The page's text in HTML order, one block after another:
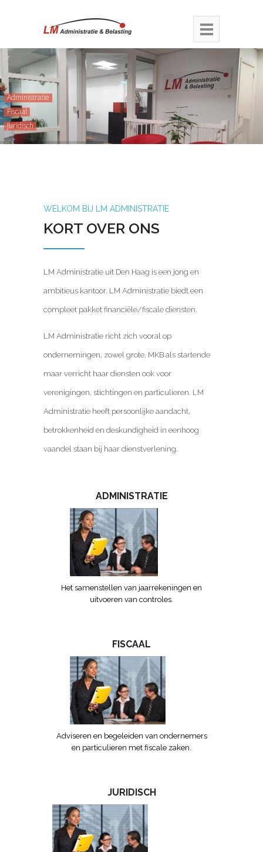
Administratie
Fiscaal
Juridisch
WELKOM BIJ LM ADMINISTRATIE
KORT OVER ONS
LM Administratie uit Den Haag is een jong en
ambitieus kantoor. LM Administratie biedt een
compleet pakket financiële/fiscale diensten.
LM Administratie richt zich vooral op
ondernemingen, zowel grote, MKB als startende
maar verricht haar diensten ook voor
verenigingen, stichtingen en particulieren. LM
Administratie heeft persoonlijke aandacht,
betrokkenheid en deskundigheid in een hoog
vaandel staan bij haar dienstverlening.
ADMINISTRATIE
Het samenstellen van jaarrekeningen en
uitvoeren van controles.
FISCAAL
Adviseren en begeleiden van ondernemers
en particulieren met fiscale zaken.
JURIDISCH